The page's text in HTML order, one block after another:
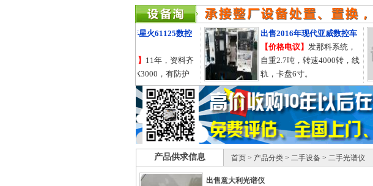
出售2011年星火61125数控
11年，资料齐
全，61125X3000，有防护
罩，导轨755的。
出售2016年现代亚威数控车
【价格电议】发那科系统，
自重2.7吨，转速4000转，线
轨，卡盘6寸。
产品供求信息 首页 > 产品分类 > 二手设备 > 二手光谱仪
出售意大利光谱仪